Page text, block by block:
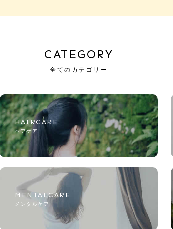
CATEGORY
全てのカテゴリー
HAIRCARE
ヘアケア
MENTALCARE
メンタルケア